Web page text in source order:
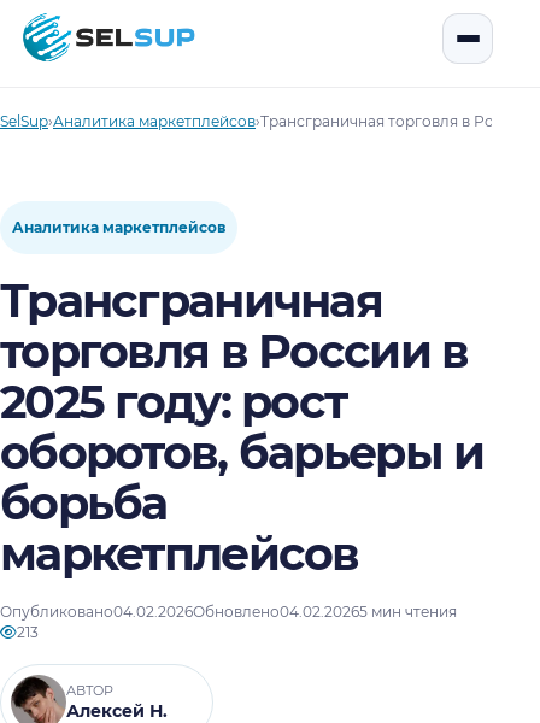
SelSup
SelSup›Аналитика маркетплейсов›Трансграничная торговля в России
Аналитика маркетплейсов
Трансграничная
торговля в России в
2025 году: рост
оборотов, барьеры и
борьба
маркетплейсов
Опубликовано04.02.2026Обновлено04.02.20265 мин чтения
213
АВТОР
Алексей Н.